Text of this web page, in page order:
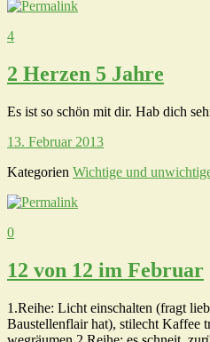
4
2 Herzen 5 Jahre
Es ist so schön mit dir. Hab dich
13. Februar 2013
Kategorien Wichtige und
0
12 von 12 im Februar
1.Reihe: Licht einschalten (fragt
Baustellenflair hat), stilecht Kaffee